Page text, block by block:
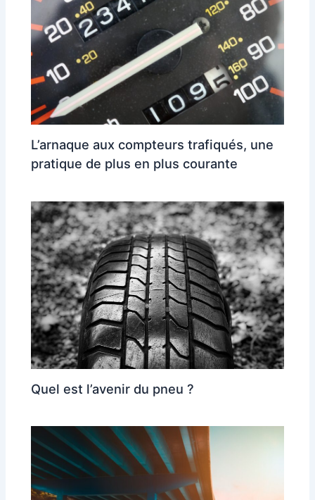
L’arnaque aux compteurs trafiqués, une
pratique de plus en plus courante
Quel est l’avenir du pneu ?